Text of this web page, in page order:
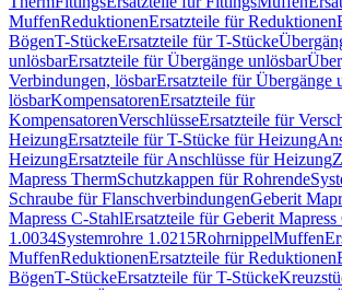
MuffenReduktionenErsatzteile für Reduktionen
BögenT-StückeErsatzteile für T-Stücke
unlösbarErsatzteile für Übergänge unlösbar
Verbindungen, lösbarErsatzteile für Übergänge
lösbarKompensatorenErsatzteile für
KompensatorenVerschlüsseErsatzteile für
HeizungErsatzteile für T-Stücke für Heizung
HeizungErsatzteile für Anschlüsse für Heizung
Mapress ThermSchutzkappen für Rohrende
Schraube für FlanschverbindungenGeberit
Mapress C-StahlErsatzteile für Geberit Mapress
1.0034Systemrohre 1.0215RohrnippelMuffen
MuffenReduktionenErsatzteile für Reduktionen
BögenT-StückeErsatzteile für T-Stücke